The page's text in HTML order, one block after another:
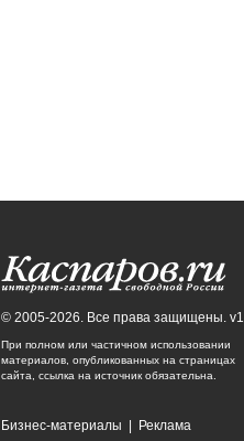
© 2005-2026. Все права защищены. v1
При полном или частичном использовании
материалов, опубликованных на страницах
сайта, ссылка на источник обязательна.
Бизнес-материалы Реклама